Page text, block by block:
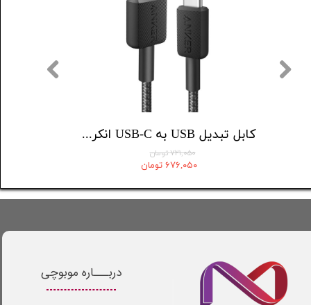
۷۲۱,۰۵۰ تومان
۶۷۶,۰۵۰ تومان
دربـــاره موبوچی